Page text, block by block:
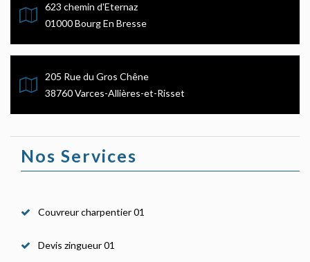
623 chemin d'Eternaz
01000 Bourg En Bresse
205 Rue du Gros Chêne
38760 Varces-Allières-et-Risset
Nos Services
Couvreur charpentier 01
Devis zingueur 01